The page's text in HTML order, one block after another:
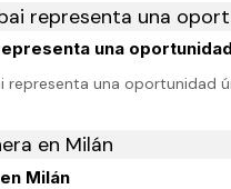
una
representa una
Milán